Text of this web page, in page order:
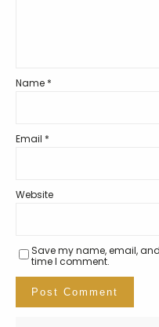
Name *
Email *
Website
Save my name, email,
time I comment.